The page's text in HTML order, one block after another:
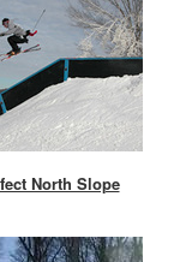
North Slope